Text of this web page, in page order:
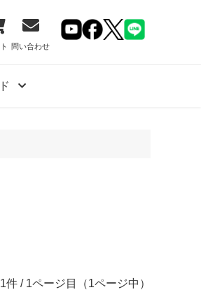
問い合わせ
1件 / 1ページ目（1ページ中）